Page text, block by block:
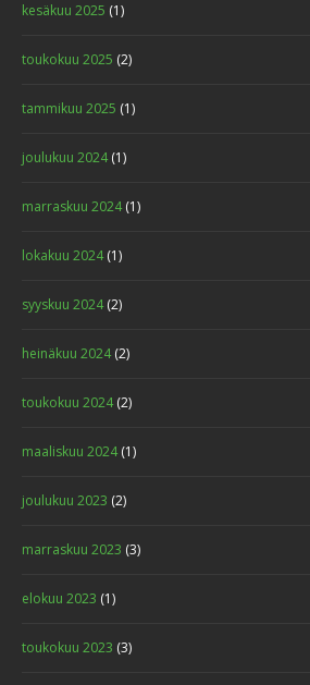
kesäkuu 2025 (1)
toukokuu 2025 (2)
tammikuu 2025 (1)
joulukuu 2024(1)
marraskuu 2024(1)
lokakuu 2024(1)
syyskuu 2024(2)
heinäkuu 2024(2)
toukokuu 2024(2)
maaliskuu 2024(1)
joulukuu 2023 (2)
marraskuu 2023 (3)
elokuu 2023 (1)
toukokuu 2023 (3)